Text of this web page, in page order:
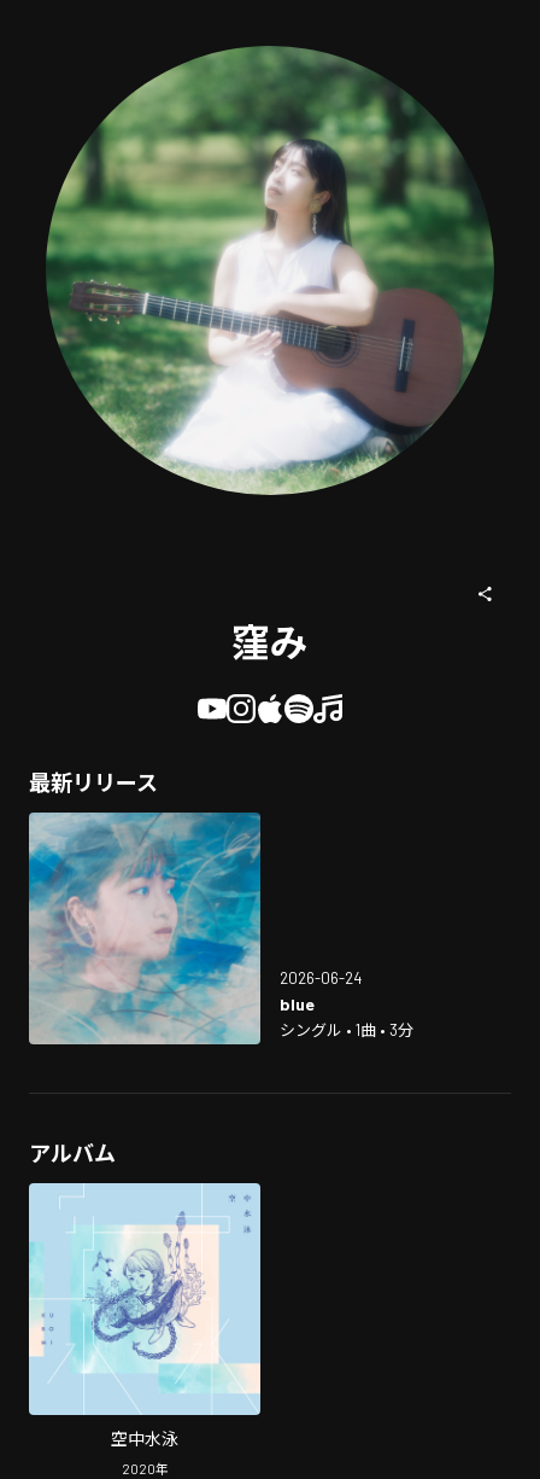
窪み
最新リリース
2026-06-24
blue
シングル • 1曲 • 3分
アルバム
空中水泳
2020年